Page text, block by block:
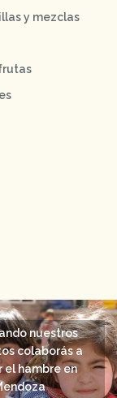
y mezclas
nuestros
colaborás a
el hambre en